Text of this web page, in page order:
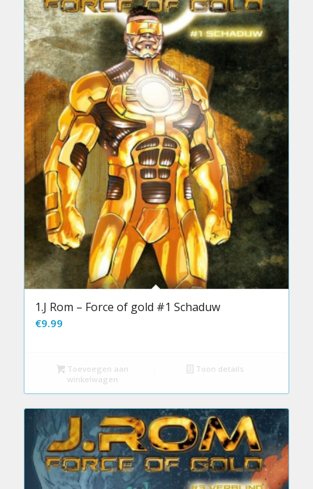
1.J Rom – Force of gold #1 Schaduw
€9.99
Toevoegen aan
winkelwagen
Toon details